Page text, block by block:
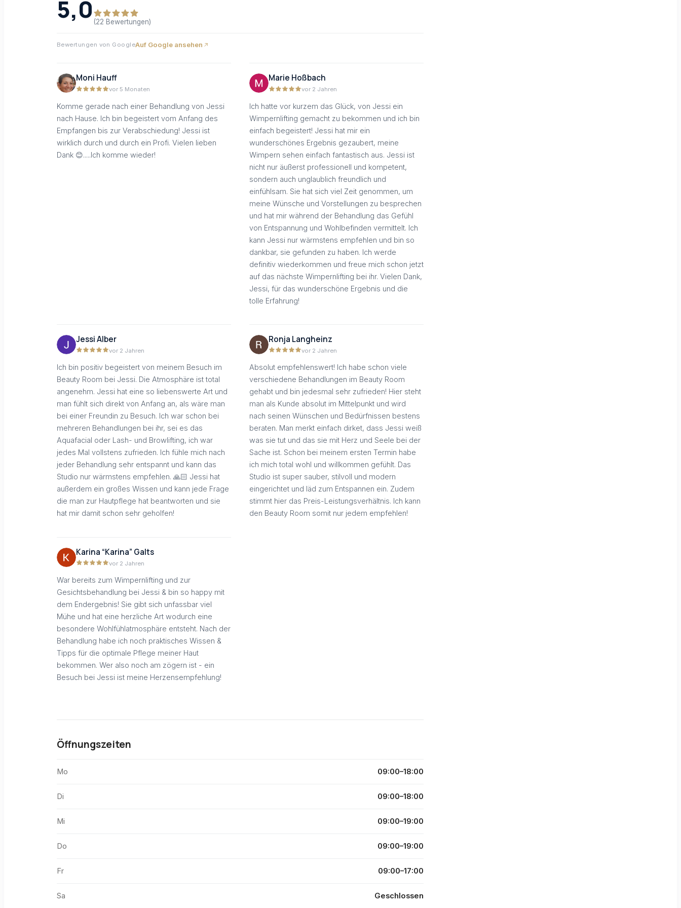
5,0 (22 Bewertungen)
Bewertungen von GoogleAuf Google ansehen
Moni Hauff
vor 5 Monaten
Komme gerade nach einer Behandlung von Jessi
nach Hause. Ich bin begeistert vom Anfang des
Empfangen bis zur Verabschiedung! Jessi ist
wirklich durch und durch ein Profi. Vielen lieben
Dank 😊.....Ich komme wieder!
Marie Hoßbach
vor 2 Jahren
Ich hatte vor kurzem das Glück, von Jessi ein
Wimpernlifting gemacht zu bekommen und ich bin
einfach begeistert! Jessi hat mir ein
wunderschönes Ergebnis gezaubert, meine
Wimpern sehen einfach fantastisch aus. Jessi ist
nicht nur äußerst professionell und kompetent,
sondern auch unglaublich freundlich und
einfühlsam. Sie hat sich viel Zeit genommen, um
meine Wünsche und Vorstellungen zu besprechen
und hat mir während der Behandlung das Gefühl
von Entspannung und Wohlbefinden vermittelt. Ich
kann Jessi nur wärmstens empfehlen und bin so
dankbar, sie gefunden zu haben. Ich werde
definitiv wiederkommen und freue mich schon jetzt
auf das nächste Wimpernlifting bei ihr. Vielen Dank,
Jessi, für das wunderschöne Ergebnis und die
tolle Erfahrung!
Jessi Alber
vor 2 Jahren
Ich bin positiv begeistert von meinem Besuch im
Beauty Room bei Jessi. Die Atmosphäre ist total
angenehm. Jessi hat eine so liebenswerte Art und
man fühlt sich direkt von Anfang an, als wäre man
bei einer Freundin zu Besuch. Ich war schon bei
mehreren Behandlungen bei ihr, sei es das
Aquafacial oder Lash- und Browlifting, ich war
jedes Mal vollstens zufrieden. Ich fühle mich nach
jeder Behandlung sehr entspannt und kann das
Studio nur wärmstens empfehlen. 🙏🏻 Jessi hat
außerdem ein großes Wissen und kann jede Frage
die man zur Hautpflege hat beantworten und sie
hat mir damit schon sehr geholfen!
Ronja Langheinz
vor 2 Jahren
Absolut empfehlenswert! Ich habe schon viele
verschiedene Behandlungen im Beauty Room
gehabt und bin jedesmal sehr zufrieden! Hier steht
man als Kunde absolut im Mittelpunkt und wird
nach seinen Wünschen und Bedürfnissen bestens
beraten. Man merkt einfach dirket, dass Jessi weiß
was sie tut und das sie mit Herz und Seele bei der
Sache ist. Schon bei meinem ersten Termin habe
ich mich total wohl und willkommen gefühlt. Das
Studio ist super sauber, stilvoll und modern
eingerichtet und läd zum Entspannen ein. Zudem
stimmt hier das Preis-Leistungsverhältnis. Ich kann
den Beauty Room somit nur jedem empfehlen!
Karina “Karina” Galts
vor 2 Jahren
War bereits zum Wimpernlifting und zur
Gesichtsbehandlung bei Jessi & bin so happy mit
dem Endergebnis! Sie gibt sich unfassbar viel
Mühe und hat eine herzliche Art wodurch eine
besondere Wohlfühlatmosphäre entsteht. Nach der
Behandlung habe ich noch praktisches Wissen &
Tipps für die optimale Pflege meiner Haut
bekommen. Wer also noch am zögern ist - ein
Besuch bei Jessi ist meine Herzensempfehlung!
Öffnungszeiten
Mo 09:00–18:00
Di 09:00–18:00
Mi 09:00–19:00
Do 09:00–19:00
Fr 09:00–17:00
Sa Geschlossen